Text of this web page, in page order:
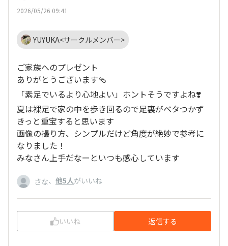
2026/05/26 09:41
YUYUKA<サークルメンバー>
ご家族へのプレゼント
ありがとうございます🩴
「素足でいるより心地よい」ホントそうですよね❣️
夏は裸足で家の中を歩き回るので足裏がベタつかず
きっと重宝すると思います
画像の撮り方、シンプルだけど角度が絶妙で参考に
なりました！
みなさん上手だなーといつも感心しています
さな、 他5人がいいね
いいね 返信する